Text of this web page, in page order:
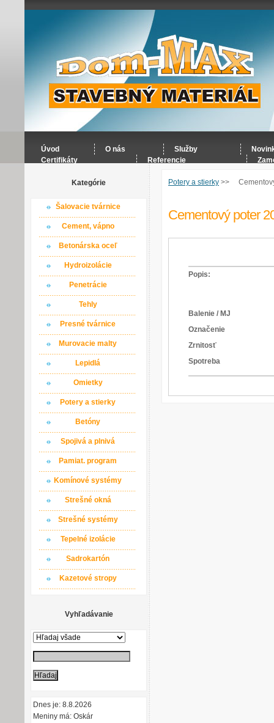
Úvod O nás Služby
Certifikáty
Referencie
Kategórie
Šalovacie tvárnice
Cement, vápno
Betonárska oceľ
Hydroizolácie
Penetrácie
Tehly
Presné tvárnice
Murovacie malty
Lepidlá
Omietky
Potery a stierky
Betóny
Spojivá a plnivá
Pamiat. program
Komínové systémy
Strešné okná
Strešné systémy
Tepelné izolácie
Sadrokartón
Kazetové stropy
Vyhľadávanie
Dnes je: 8.8.2026
Meniny má: Oskár
Potery a stierky >>
Cementový poter
Popis:
Balenie / MJ
Označenie
Zrnitosť
Spotreba